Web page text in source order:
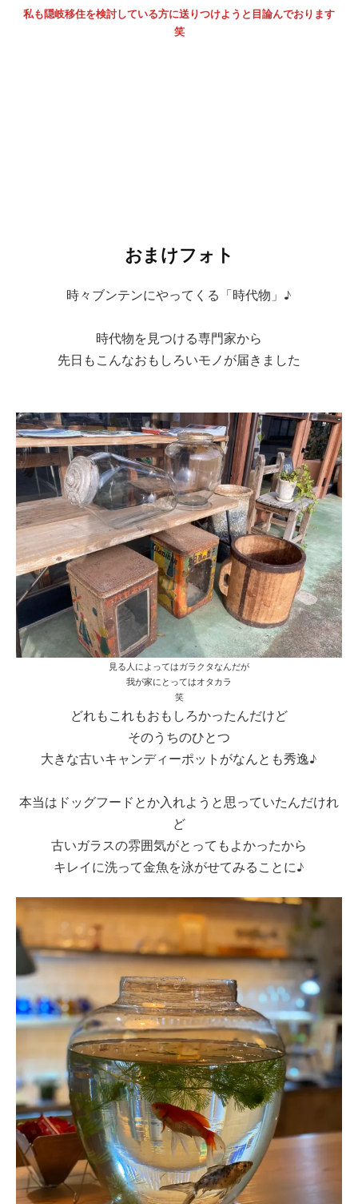
私も隠岐移住を検討している方に送りつけようと目論んでおります
笑
おまけフォト
時々ブンテンにやってくる「時代物」♪
時代物を見つける専門家から
先日もこんなおもしろいモノが届きました
見る人によってはガラクタなんだが
我が家にとってはオタカラ
笑
どれもこれもおもしろかったんだけど
そのうちのひとつ
大きな古いキャンディーポットがなんとも秀逸♪
本当はドッグフードとか入れようと思っていたんだけれ
ど
古いガラスの雰囲気がとってもよかったから
キレイに洗って金魚を泳がせてみることに♪